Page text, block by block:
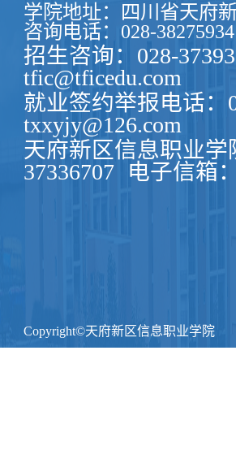
学院地址：四川省天府
咨询电话：028-38275934
招生咨询：028-
tfic@tficedu.com
就业签约举报电话：
txxyjy@126.com
天府新区信息职业
37336707
电子信箱
Copyright©天府新区信息职业学院